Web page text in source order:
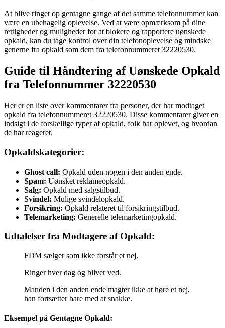
At blive ringet op gentagne gange af det samme telefonnummer kan
være en ubehagelig oplevelse. Ved at være opmærksom på dine
rettigheder og muligheder for at blokere og rapportere uønskede
opkald, kan du tage kontrol over din telefonoplevelse og mindske
generne fra opkald som dem fra telefonnummeret 32220530.
Guide til Håndtering af Uønskede Opkald
fra Telefonnummer 32220530
Her er en liste over kommentarer fra personer, der har modtaget
opkald fra telefonnummeret 32220530. Disse kommentarer giver en
indsigt i de forskellige typer af opkald, folk har oplevet, og hvordan
de har reageret.
Opkaldskategorier:
Ghost call: Opkald uden nogen i den anden ende.
Spam: Uønsket reklameopkald.
Salg: Opkald med salgstilbud.
Svindel: Mulige svindelopkald.
Forsikring: Opkald relateret til forsikringstilbud.
Telemarketing: Generelle telemarketingopkald.
Udtalelser fra Modtagere af Opkald:
FDM sælger som ikke forstår et nej.
Ringer hver dag og bliver ved.
Manden i den anden ende magter ikke at høre et nej,
han fortsætter bare med at snakke.
Eksempel på Gentagne Opkald: